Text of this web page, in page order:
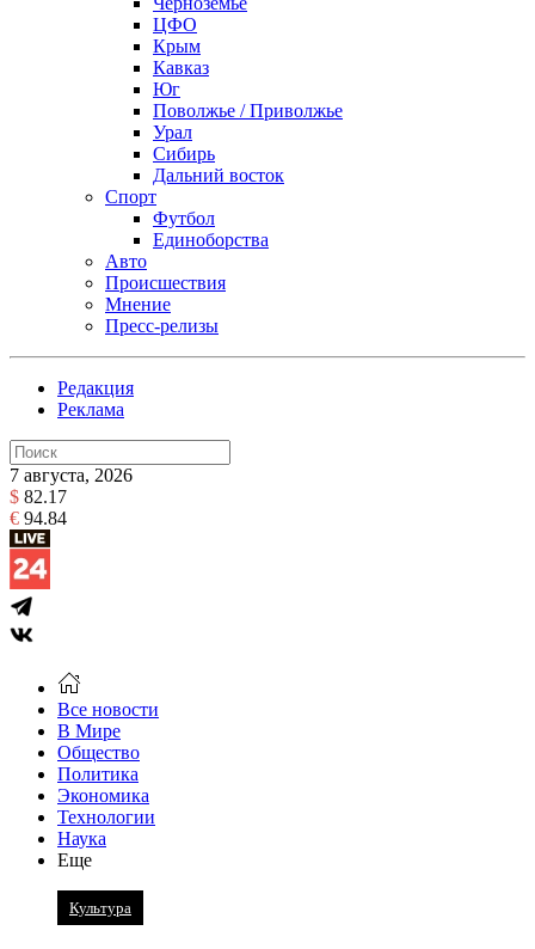
ЦФО
Крым
Кавказ
Юг
Поволжье / Приволжье
Урал
Сибирь
Дальний восток
Спорт
Футбол
Единоборства
Авто
Происшествия
Мнение
Пресс-релизы
Редакция
Реклама
7 августа, 2026
$ 82.17
€ 94.84
Все новости
В Мире
Общество
Политика
Экономика
Технологии
Наука
Еще
Культура